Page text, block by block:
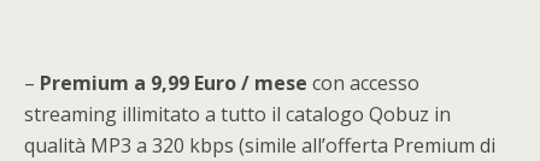
– Premium a 9,99 Euro / mese con accesso
streaming illimitato a tutto il catalogo Qobuz in
qualità MP3 a 320 kbps (simile all’offerta Premium di